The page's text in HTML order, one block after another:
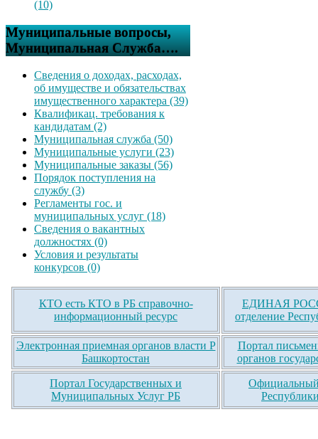
(10)
Муниципальные вопросы,
Муниципальная Служба….
Сведения о доходах, расходах,
об имуществе и обязательствах
имущественного характера (39)
Квалификац. требования к
кандидатам (2)
Муниципальная служба (50)
Муниципальные услуги (23)
Муниципальные заказы (56)
Порядок поступления на
службу (3)
Регламенты гос. и
муниципальных услуг (18)
Сведения о вакантных
должностях (0)
Условия и результаты
конкурсов (0)
КТО есть КТО в РБ справочно-
информационный ресурс
ЕДИНАЯ
отделение
Электронная приемная органов власти Р
Башкортостан
Портал
органов
Портал Государственных и
Муниципальных Услуг РБ
Официальный